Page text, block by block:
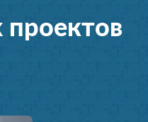
проектов